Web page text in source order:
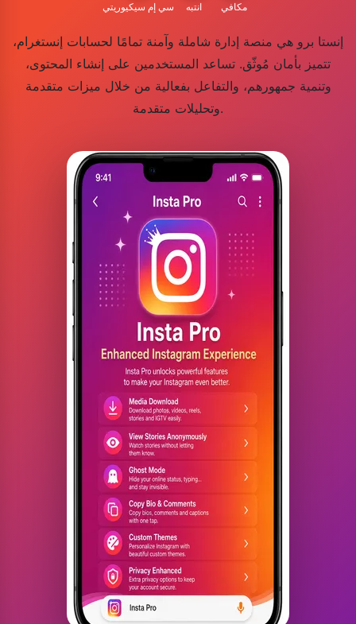
سي إم سيكيوريتي انتبه مكافي
إنستا برو هي منصة إدارة شاملة وآمنة تمامًا لحسابات إنستغرام،
تتميز بأمان مُوثّق. تساعد المستخدمين على إنشاء المحتوى،
وتنمية جمهورهم، والتفاعل بفعالية من خلال ميزات متقدمة
وتحليلات متقدمة.